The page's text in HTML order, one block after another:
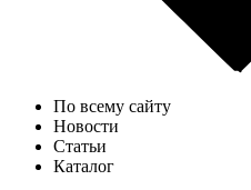
По всему сайту
Новости
Статьи
Каталог